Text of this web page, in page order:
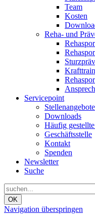
Team
Kosten
Reha- und
Servicepoint
Stellenangebote
Downloads
Häufig
Geschäftsstelle
Kontakt
Spenden
Newsletter
Suche
OK
Navigation überspringen